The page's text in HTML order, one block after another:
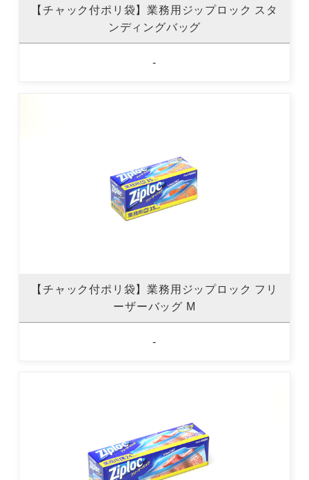
【チャック付ポリ袋】業務用ジップロック スタ
ンディングバッグ
-
【チャック付ポリ袋】業務用ジップロック フリ
ーザーバッグ M
-